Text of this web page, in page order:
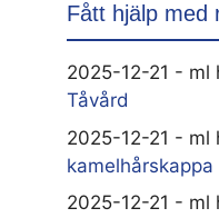
Fått hjälp med
2025-12-21 - ml
Tåvård
2025-12-21 - ml
kamelhårskappa
2025-12-21 - ml